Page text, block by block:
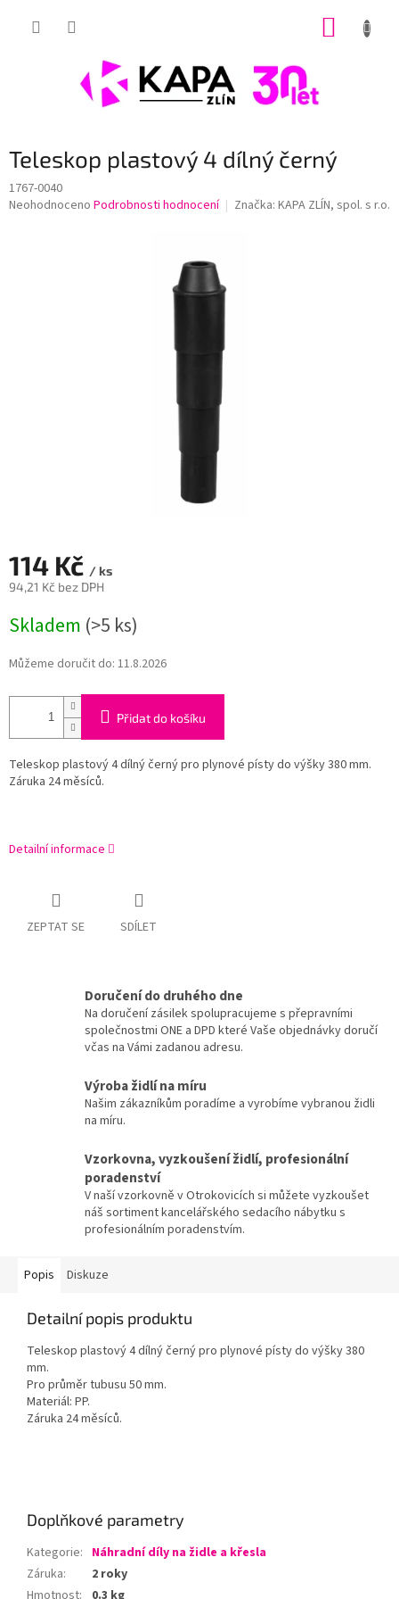
Teleskop plastový 4 dílný černý
1767-0040
Průměrné
Neohodnoceno Podrobnosti hodnocení Značka: KAPA ZLÍN, spol. s r.o.
114 Kč / ks
94,21 Kč bez DPH
cena:
Skladem (>5 ks)
Můžeme doručit do: 11.8.2026
Přidat do košíku
Teleskop plastový 4 dílný černý pro plynové písty do výšky 380 mm.
Záruka 24 měsíců.
Detailní informace
ZEPTAT SE SDÍLET
Doručení do druhého dne
Na doručení zásilek spolupracujeme s přepravními
společnostmi ONE a DPD které Vaše objednávky doručí
včas na Vámi zadanou adresu.
Výroba židlí na míru
Našim zákazníkům poradíme a vyrobíme vybranou židli
na míru.
Vzorkovna, vyzkoušení židlí, profesionální
poradenství
V naší vzorkovně v Otrokovicích si můžete vyzkoušet
náš sortiment kancelářského sedacího nábytku s
profesionálním poradenstvím.
Popis Diskuze
Detailní popis produktu
Teleskop plastový 4 dílný černý pro plynové písty do výšky 380
mm.
Pro průměr tubusu 50 mm.
Materiál: PP.
Záruka 24 měsíců.
Doplňkové parametry
Kategorie: Náhradní díly na židle a křesla
Záruka:
2 roky